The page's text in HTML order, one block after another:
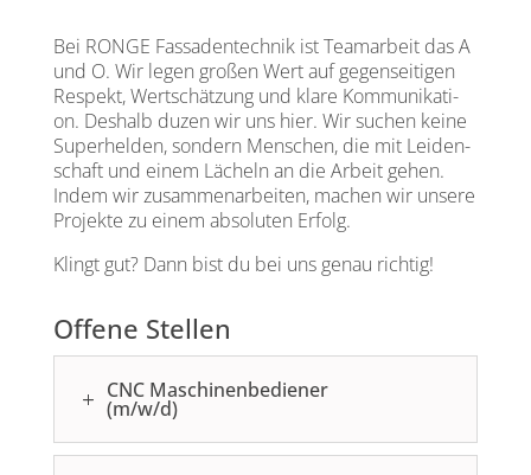
Bei RONGE Fas­sa­den­tech­nik ist Team­ar­beit das A
und O. Wir legen gro­ßen Wert auf gegen­sei­ti­gen
Respekt, Wert­schät­zung und kla­re Kom­mu­ni­ka­ti­
on. Des­halb duzen wir uns hier. Wir suchen kei­ne
Super­hel­den, son­dern Men­schen, die mit Lei­den­
schaft und einem Lächeln an die Arbeit gehen.
Indem wir zusam­men­ar­bei­ten, machen wir unse­re
Pro­jek­te zu einem abso­lu­ten Erfolg.
Klingt gut? Dann bist du bei uns genau rich­tig!
Offene Stellen
CNC Maschinenbediener
(m/w/d)